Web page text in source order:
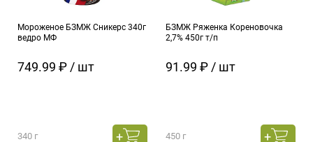
Мороженое БЗМЖ Сникерс 340г
ведро МФ
749.99 ₽ / шт
340 г
БЗМЖ Ряженка Кореновочка
2,7% 450г т/п
91.99 ₽ / шт
450 г